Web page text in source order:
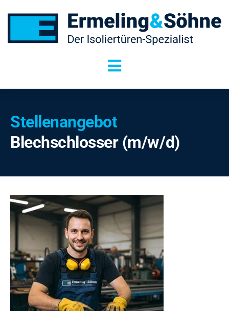
Inhalt
Toggle
Navigation
Isolierfenster
Über uns
Kontakt
Stellenangebot
Blechschlosser (m/w/d)